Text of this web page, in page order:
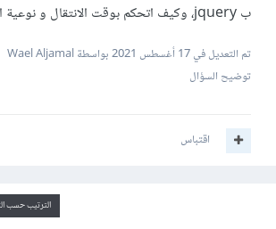
ب jquery، وكيف اتحكم بوقت الانتقال و نوعية الحركة
تم التعديل في17 أغسطس 2021
بواسطة Wael Aljamal
توضيح السؤال
اقتباس
الترتيب حسب